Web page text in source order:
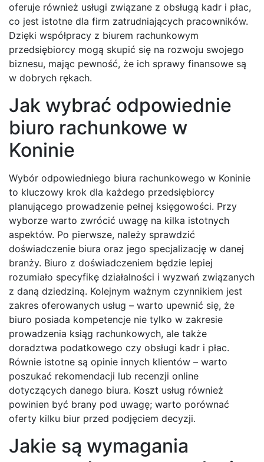
oferuje również usługi związane z obsługą kadr i płac,
co jest istotne dla firm zatrudniających pracowników.
Dzięki współpracy z biurem rachunkowym
przedsiębiorcy mogą skupić się na rozwoju swojego
biznesu, mając pewność, że ich sprawy finansowe są
w dobrych rękach.
Jak wybrać odpowiednie
biuro rachunkowe w
Koninie
Wybór odpowiedniego biura rachunkowego w Koninie
to kluczowy krok dla każdego przedsiębiorcy
planującego prowadzenie pełnej księgowości. Przy
wyborze warto zwrócić uwagę na kilka istotnych
aspektów. Po pierwsze, należy sprawdzić
doświadczenie biura oraz jego specjalizację w danej
branży. Biuro z doświadczeniem będzie lepiej
rozumiało specyfikę działalności i wyzwań związanych
z daną dziedziną. Kolejnym ważnym czynnikiem jest
zakres oferowanych usług – warto upewnić się, że
biuro posiada kompetencje nie tylko w zakresie
prowadzenia ksiąg rachunkowych, ale także
doradztwa podatkowego czy obsługi kadr i płac.
Równie istotne są opinie innych klientów – warto
poszukać rekomendacji lub recenzji online
dotyczących danego biura. Koszt usług również
powinien być brany pod uwagę; warto porównać
oferty kilku biur przed podjęciem decyzji.
Jakie są wymagania